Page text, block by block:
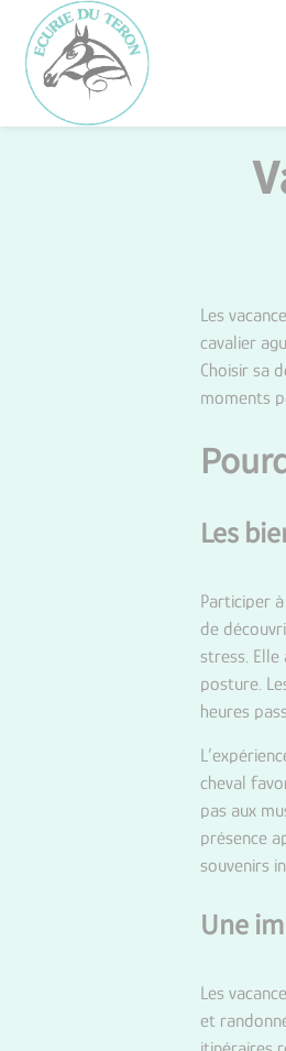
content
Les
cavalier
Choisir sa
moments
Les
Participer
de
stress.
posture.
heures
cheval
pas aux
présence
souvenirs
Une
Les
et